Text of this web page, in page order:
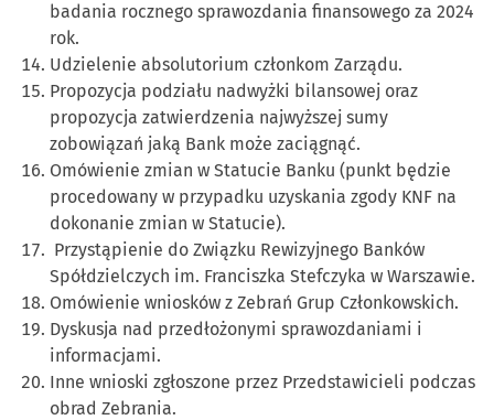
badania rocznego sprawozdania finansowego za 2024
rok.
Udzielenie absolutorium członkom Zarządu.
Propozycja podziału nadwyżki bilansowej oraz
propozycja zatwierdzenia najwyższej sumy
zobowiązań jaką Bank może zaciągnąć.
Omówienie zmian w Statucie Banku (punkt będzie
procedowany w przypadku uzyskania zgody KNF na
dokonanie zmian w Statucie).
Przystąpienie do Związku Rewizyjnego Banków
Spółdzielczych im. Franciszka Stefczyka w Warszawie.
Omówienie wniosków z Zebrań Grup Członkowskich.
Dyskusja nad przedłożonymi sprawozdaniami i
informacjami.
Inne wnioski zgłoszone przez Przedstawicieli podczas
obrad Zebrania.